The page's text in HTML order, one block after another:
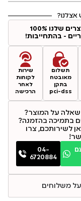
המוצרים שלנו 100%
- בהתחייבות!
תשלום
מאובטח
בתקן
pci-dss
שירות
לקוחות
לאחר
הרכישה
שאלה על המוצר?
בתמיכה בהזמנה?
לשירותכם, צרו
04-
6720884
משלוחים